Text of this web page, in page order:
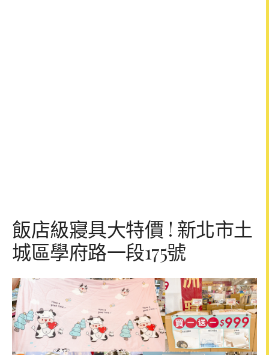
飯店級寢具大特價 ! 新北市土
城區學府路一段175號